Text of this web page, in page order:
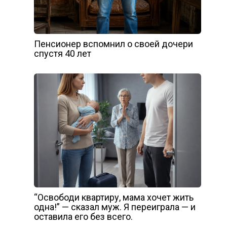
Пенсионер вспомнил о своей дочери
спустя 40 лет
“Освободи квартиру, мама хочет жить
одна!” — сказал муж. Я переиграла — и
оставила его без всего.